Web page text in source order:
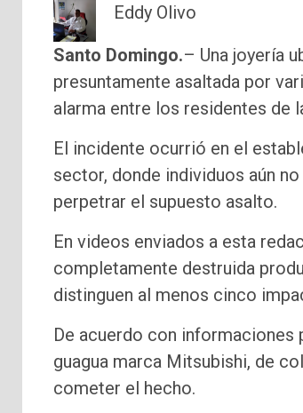
Eddy Olivo
Santo Domingo.– Una joyería
presuntamente asaltada por
alarma entre los residentes de
El incidente ocurrió en el
sector, donde individuos aún
perpetrar el supuesto asalto.
En videos enviados a esta
completamente destruida
distinguen al menos cinco
De acuerdo con informaciones
guagua marca Mitsubishi, de
cometer el hecho.